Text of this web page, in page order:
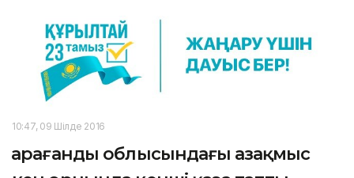
10:47, 09 Шілде 2016
Қарағанды облысындағы Қазақмыс